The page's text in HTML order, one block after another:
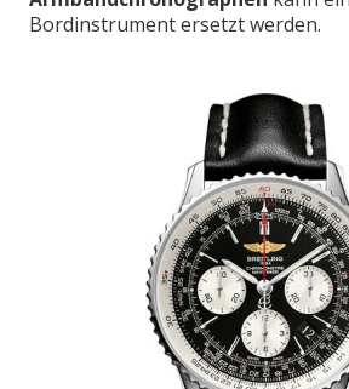
Bordinstrument ersetzt werden.